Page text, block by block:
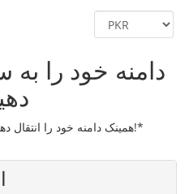
دامنه خود را به
همینک دامنه خود را انتقال دهید تا یک سال نیز تمدید گردد!*